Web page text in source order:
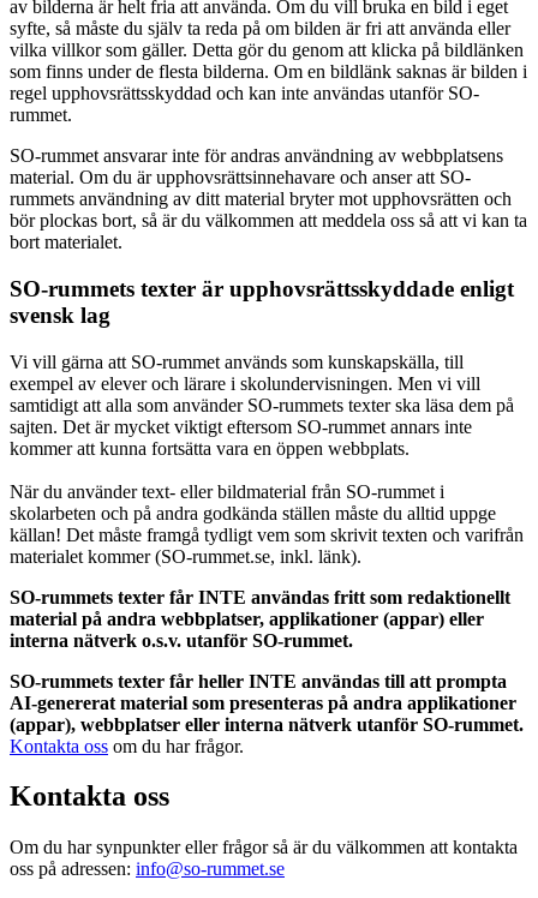
av bilderna är helt fria att använda. Om du vill bruka en bild i eget
syfte, så måste du själv ta reda på om bilden är fri att använda eller
vilka villkor som gäller. Detta gör du genom att klicka på bildlänken
som finns under de flesta bilderna. Om en bildlänk saknas är bilden i
regel upphovsrättsskyddad och kan inte användas utanför SO-
rummet.
SO-rummet ansvarar inte för andras användning av webbplatsens
material. Om du är upphovsrättsinnehavare och anser att SO-
rummets användning av ditt material bryter mot upphovsrätten och
bör plockas bort, så är du välkommen att meddela oss så att vi kan ta
bort materialet.
SO-rummets texter är upphovsrättsskyddade enligt
svensk lag
Vi vill gärna att SO-rummet används som kunskapskälla, till
exempel av elever och lärare i skolundervisningen. Men vi vill
samtidigt att alla som använder SO-rummets texter ska läsa dem på
sajten. Det är mycket viktigt eftersom SO-rummet annars inte
kommer att kunna fortsätta vara en öppen webbplats.
När du använder text- eller bildmaterial från SO-rummet i
skolarbeten och på andra godkända ställen måste du alltid uppge
källan! Det måste framgå tydligt vem som skrivit texten och varifrån
materialet kommer (SO-rummet.se, inkl. länk).
SO-rummets texter får INTE användas fritt som redaktionellt
material på andra webbplatser, applikationer (appar) eller
interna nätverk o.s.v. utanför SO-rummet.
SO-rummets texter får heller INTE användas till att prompta
AI-genererat material som presenteras på andra applikationer
(appar), webbplatser eller interna nätverk utanför SO-rummet.
Kontakta oss om du har frågor.
Kontakta oss
Om du har synpunkter eller frågor så är du välkommen att kontakta
oss på adressen: info@so-rummet.se